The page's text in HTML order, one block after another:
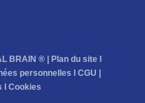
BRAIN ® | Plan du site
personnelles
CGU
Cookies